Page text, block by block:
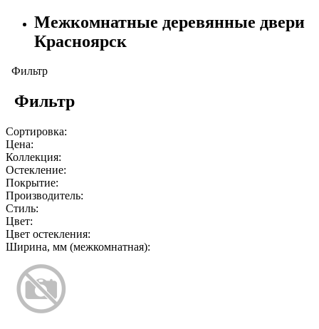
Межкомнатные деревянные двери
Красноярск
Фильтр
Фильтр
Сортировка:
Цена:
Коллекция:
Остекление:
Покрытие:
Производитель:
Стиль:
Цвет:
Цвет остекления:
Ширина, мм (межкомнатная):